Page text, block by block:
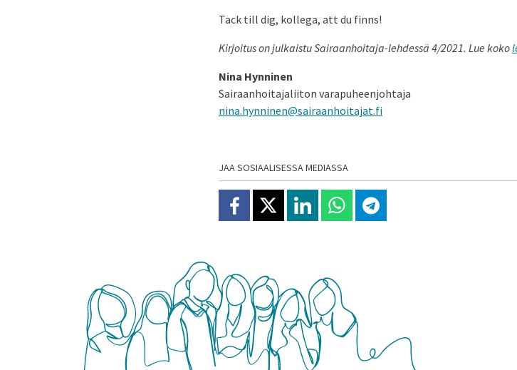
Tack till dig, kollega, att du finns!
Kirjoitus on julkaistu Sairaanhoitaja-lehdessä 4/2021. Lue koko
Nina Hynninen
Sairaanhoitajaliiton varapuheenjohtaja
nina.hynninen@sairaanhoitajat.fi
JAA SOSIAALISESSA MEDIASSA
Jaa Facebookissa
Jaa X:ssäJaa Linkedinissä
Jaa Whatsappissa
Jaa Telegramissa